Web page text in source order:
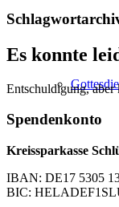
Es konnte
Entschuldigung,
Spendenkonto
Kreissparkasse
IBAN: DE17 5305
BIC: